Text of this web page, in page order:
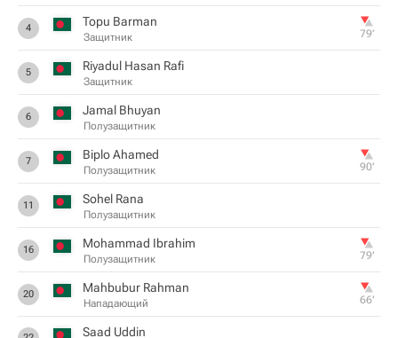
4 Topu Barman
Защитник 79‎’‎
5 Riyadul Hasan Rafi
Защитник
6 Jamal Bhuyan
Полузащитник
7 Biplo Ahamed
Полузащитник 90‎’‎
11 Sohel Rana
Полузащитник
16 Mohammad Ibrahim
Полузащитник 79‎’‎
20 Mahbubur Rahman
Нападающий 66‎’‎
Saad Uddin